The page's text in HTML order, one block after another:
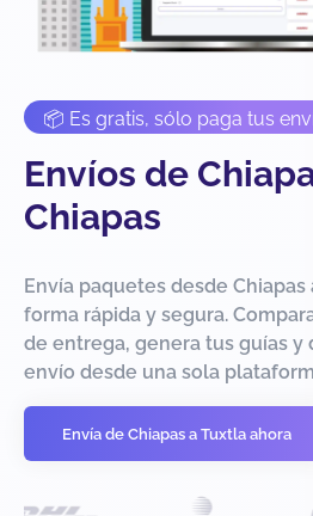
📦 Es gratis, sólo paga tus
Envíos de
Chiapas
Envía paquetes desde Chiapas
forma rápida y segura.
de entrega, genera tus guías y
envío desde una sola
Envía de Chiapas a Tuxtla ahora